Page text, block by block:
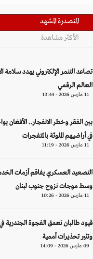
المتصدرة المشهد
الأكثر مشاهدة
تصاعد التنمر الإلكتروني يهدد سلامة
العالم الرقمي
11 مارس 2026 - 13:44
بين الفقر وخطر الانفجار.. الأفغان
في أراضيهم الملوثة بالمتفجرات
11 مارس 2026 - 11:19
التصعيد العسكري يفاقم أزمات
وسط موجات نزوح جنوب لبنان
11 مارس 2026 - 10:26
قيود طالبان تعمق الفجوة الجندرية
وتثير تحذيرات أممية
09 مارس 2026 - 14:09